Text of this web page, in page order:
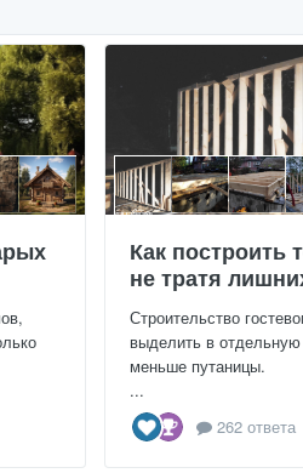
Как построить
не тратя
Строительство
выделить в
меньше путаницы.
...
262 ответа